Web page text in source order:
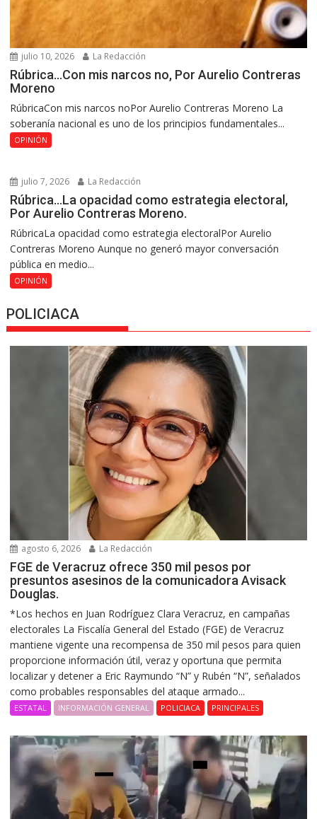
julio 10, 2026 La Redacción
Rúbrica…Con mis narcos no, Por Aurelio Contreras
Moreno
RúbricaCon mis narcos noPor Aurelio Contreras Moreno La
soberanía nacional es uno de los principios fundamentales...
OPINIÓN
julio 7, 2026 La Redacción
Rúbrica…La opacidad como estrategia electoral,
Por Aurelio Contreras Moreno.
RúbricaLa opacidad como estrategia electoralPor Aurelio
Contreras Moreno Aunque no generó mayor conversación
pública en medio...
OPINIÓN
POLICIACA
agosto 6, 2026 La Redacción
FGE de Veracruz ofrece 350 mil pesos por
presuntos asesinos de la comunicadora Avisack
Douglas.
*Los hechos en Juan Rodríguez Clara Veracruz, en campañas
electorales La Fiscalía General del Estado (FGE) de Veracruz
mantiene vigente una recompensa de 350 mil pesos para quien
proporcione información útil, veraz y oportuna que permita
localizar y detener a Eric Raymundo “N” y Rubén “N”, señalados
como probables responsables del ataque armado...
ESTATAL INFORMACIÓN GENERAL POLICIACA PRINCIPALES